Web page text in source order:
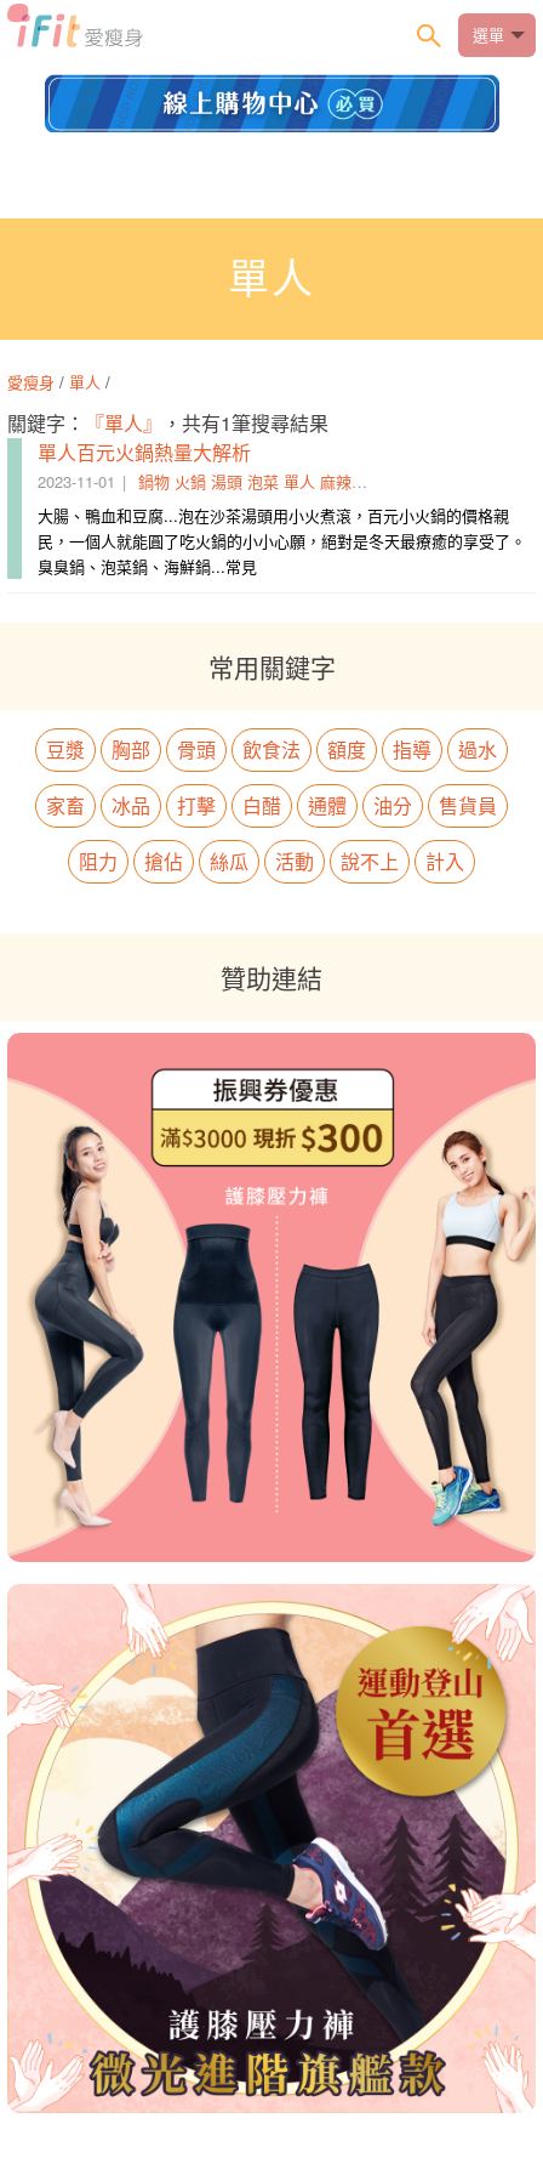
選單
單人
愛瘦身 / 單人 /
關鍵字： 『單人』
，共有1筆搜尋結果
單人百元火鍋熱量大解析
2023-11-01 鍋物 火鍋 湯頭 泡菜 單人 麻辣鍋
大腸、鴨血和豆腐...泡在沙茶湯頭用小火煮滾，百元小火鍋的價格親
民，一個人就能圓了吃火鍋的小小心願，絕對是冬天最療癒的享受了。
臭臭鍋、泡菜鍋、海鮮鍋...常見
常用關鍵字
豆漿 胸部 骨頭 飲食法 額度 指導
過水
家畜
冰品 打擊 白醋 通體 油分
售貨員
阻力
搶佔 絲瓜 活動 說不上 計入
贊助連結